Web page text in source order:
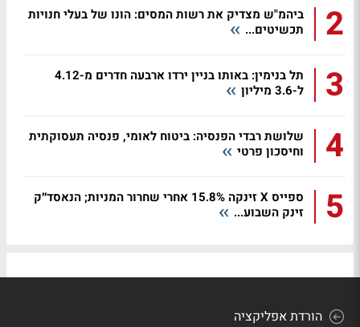
2
ביהמ"ש מצדיק את רשות המסים: הונו של בעלי חנויות
תכשיטים...
3
תל בנימין: באותו בניין ירדו ארבעה חדרים מ-4.12
ל-3.6 מיליון
4
שלושת רבדי הפנסיה: ביטוח לאומי, פנסיה תעסוקתית
וחיסכון פרטי
5
ספייס X זינקה 15.8% אחרי שחרור המניות; הנאסד״ק
זינק השבוע...
הורדת אפליקציה